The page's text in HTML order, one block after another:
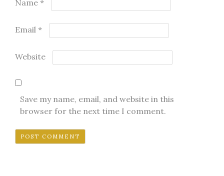
Name *
Email *
Website
Save my name, email, and website in this
browser for the next time I comment.